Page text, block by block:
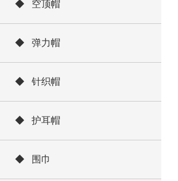
◆ 空顶帽
◆ 弹力帽
◆ 针织帽
◆ 护耳帽
◆ 围巾